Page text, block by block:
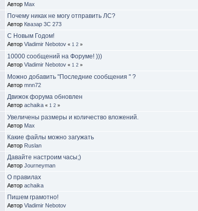
Автор Max
Почему никак не могу отправить ЛС?
Автор Квазар 3C 273
С Новым Годом!
АвторVladimir Nebotov « 1 2 »
10000 сообщений на Форуме! )))
АвторVladimir Nebotov « 1 2 »
Можно добавить "Последние сообщения " ?
Авторmnn72
Движок форума обновлен
Авторachaika « 1 2 »
Увеличены размеры и количество вложений.
Автор Max
Какие файлы можно загужать
Автор Ruslan
Давайте настроим часы;)
АвторJourneyman
О правилах
Авторachaika
Пишем грамотно!
АвторVladimir Nebotov